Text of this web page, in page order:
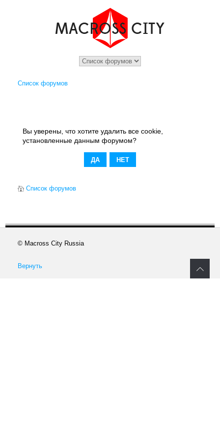
Список форумов
Вы уверены, что хотите удалить все cookie,
установленные данным форумом?
Список форумов
© Macross City Russia
Вернуть